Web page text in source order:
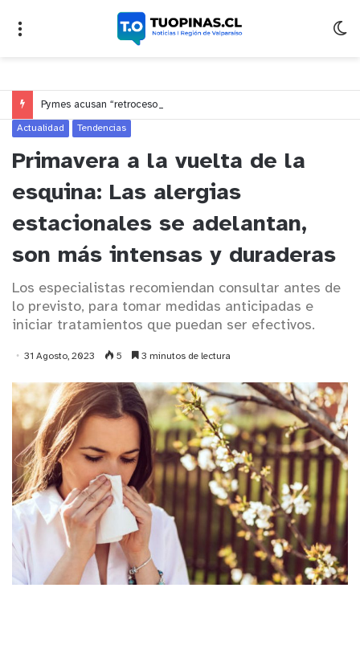
Actualidad Tendencias
Primavera a la vuelta de la
esquina: Las alergias
estacionales se adelantan,
son más intensas y duraderas
Los especialistas recomiendan consultar antes de
lo previsto, para tomar medidas anticipadas e
iniciar tratamientos que puedan ser efectivos.
31 Agosto, 2023 5 3 minutos de lectura